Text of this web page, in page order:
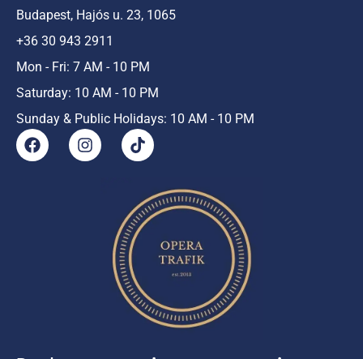
Budapest, Hajós u. 23, 1065
+36 30 943 2911
Mon - Fri: 7 AM - 10 PM
Saturday: 10 AM - 10 PM
Sunday & Public Holidays: 10 AM - 10 PM